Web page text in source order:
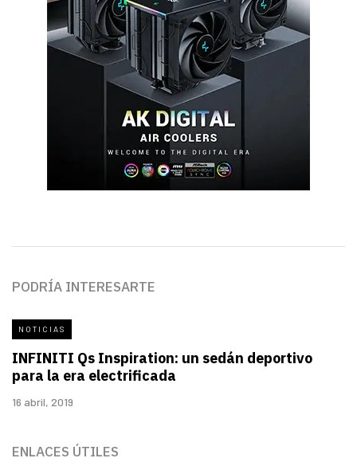
PODRÍA INTERESARTE
NOTICIAS
INFINITI Qs Inspiration: un sedán deportivo
para la era electrificada
16 abril, 2019
ENLACES ÚTILES